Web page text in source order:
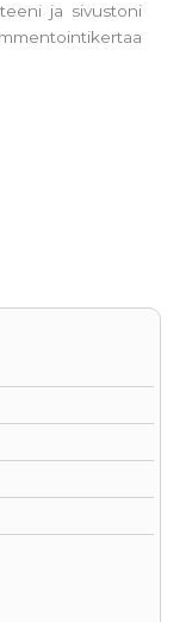
ja sivustoni